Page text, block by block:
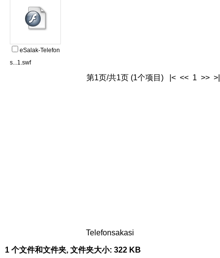
eSalak-Telefon
s...1.swf
第1页/共1页 (1个项目) |< << 1 >> >|
Telefonsakasi
1 个文件和文件夹, 文件夹大小: 322 KB